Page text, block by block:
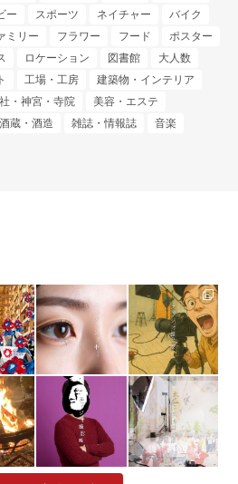
ー スポーツ ネイチャー
バイク
ミリー フラワー フード
ポスター
ロケーション 図書館
大人数
工場・工房
建築物・インテリア
・神宮・寺院
美容・エステ
酒蔵・酒造 雑誌・情報誌
音楽